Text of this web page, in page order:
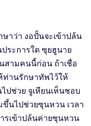
าว่า งอปั้นจะเข้าปล้น
ระการใด ซุยฮูนาย
สามคนนี้ก่อน ถ้าเชื่อ
ท่านรักษาทัพไว้ให้
ปช่วย จูเหียนเห็นชอบ
นไปช่วยซุนหวน เวลา
รเข้าปล้นค่ายซุนหวน